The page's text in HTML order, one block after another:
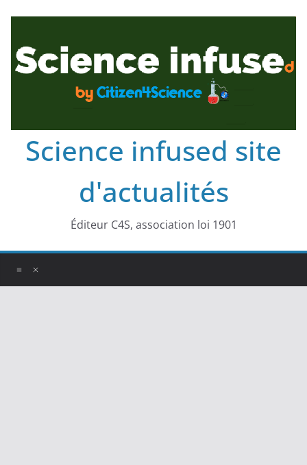
Science infused site
d'actualités
Éditeur C4S, association loi 1901